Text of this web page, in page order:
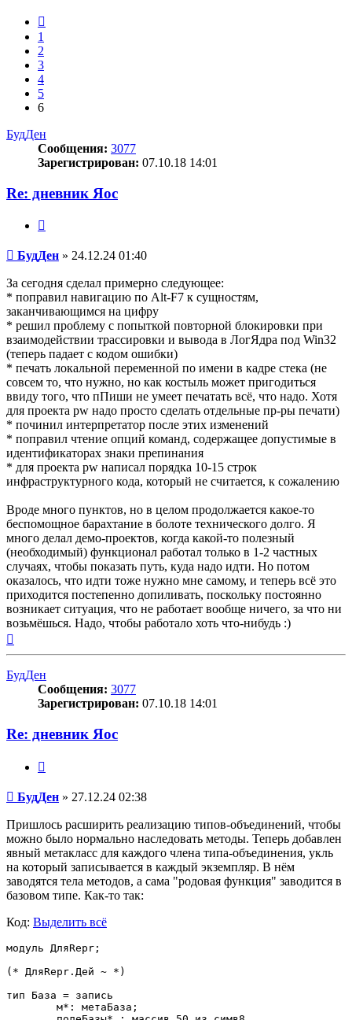
1
2
3
4
5
6
БудДен
Сообщения: 3077
Зарегистрирован: 07.10.18 14:01
Re: дневник Яос
Сообщение
БудДен » 24.12.24 01:40
За сегодня сделал примерно следующее:
* поправил навигацию по Alt-F7 к сущностям,
заканчивающимся на цифру
* решил проблему с попыткой повторной блокировки при
взаимодействии трассировки и вывода в ЛогЯдра под Win32
(теперь падает с кодом ошибки)
* печать локальной переменной по имени в кадре стека (не
совсем то, что нужно, но как костыль может пригодиться
ввиду того, что пПиши не умеет печатать всё, что надо. Хотя
для проекта pw надо просто сделать отдельные пр-ры печати)
* починил интерпретатор после этих изменений
* поправил чтение опций команд, содержащее допустимые в
идентификаторах знаки препинания
* для проекта pw написал порядка 10-15 строк
инфраструктурного кода, который не считается, к сожалению
Вроде много пунктов, но в целом продолжается какое-то
беспомощное барахтание в болоте технического долго. Я
много делал демо-проектов, когда какой-то полезный
(необходимый) функционал работал только в 1-2 частных
случаях, чтобы показать путь, куда надо идти. Но потом
оказалось, что идти тоже нужно мне самому, и теперь всё это
приходится постепенно допиливать, поскольку постоянно
возникает ситуация, что не работает вообще ничего, за что ни
возьмёшься. Надо, чтобы работало хоть что-нибудь :)
к
БудДен
Сообщения: 3077
Зарегистрирован: 07.10.18 14:01
Re: дневник Яос
Сообщение
БудДен » 27.12.24 02:38
Пришлось расширить реализацию типов-объединений, чтобы
можно было нормально наследовать методы. Теперь добавлен
явный метакласс для каждого члена типа-объединения, укль
на который записывается в каждый экземпляр. В нём
заводятся тела методов, а сама "родовая функция" заводится в
базовом типе. Как-то так:
Код: Выделить всё
модуль ДляRepr;
(* ДляRepr.Дей ~ *)
тип База = запись